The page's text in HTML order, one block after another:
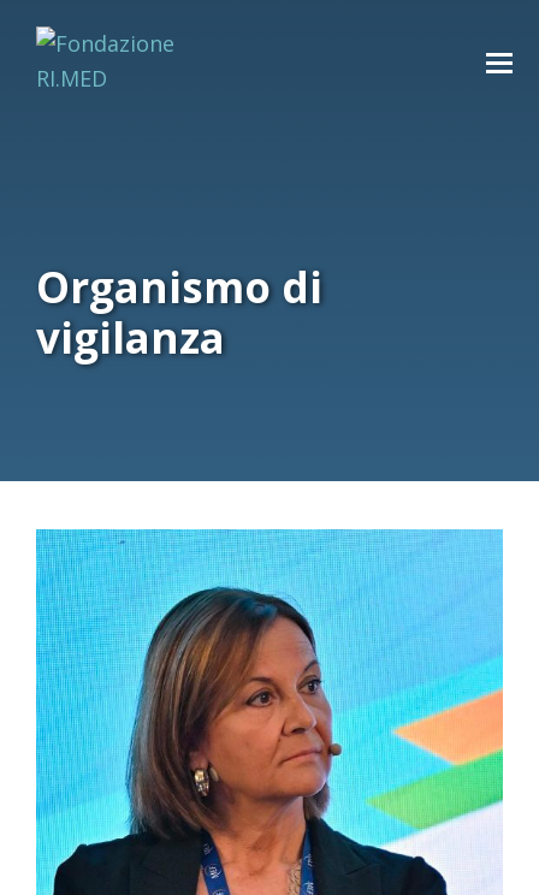
Organismo di
vigilanza